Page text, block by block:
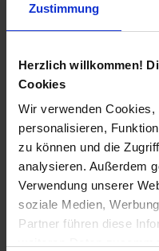
Zustimmung
Herzlich willkommen!
Cookies
Wir verwenden
personalisieren,
zu können und die
analysieren. Außerdem
Verwendung unserer
soziale Medien,
Partner führen diese
Hotel
Sibirien erleben
Fähre Wladiwostok –
Alle Routen
Moskau – Peking
Peking – Moskau
St. Petersburg – Irkutsk
Moskau – Ulaan Baatar
Moskau – Wladiwostok
Transsib-Gruppenreisen
Im Linienzug
Im Sonderzug